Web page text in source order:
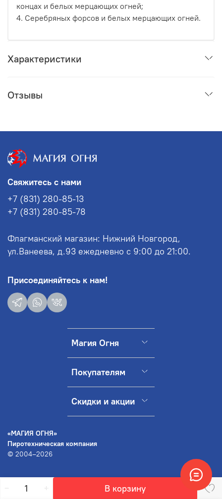
В корзину
концах и белых мерцающих огней;
4. Серебряных форсов и белых мерцающих огней.
Характеристики
Отзывы
Магия Огня
Покупателям
Скидки и акции
Свяжитесь с нами
+7 (831) 280-85-13
+7 (831) 280-85-78
Флагманский магазин: Нижний Новгород,
ул.Ванеева, д.93 ежедневно с 9:00 до 21:00.
Присоединяйтесь к нам!
«МАГИЯ ОГНЯ»
Пиротехническая компания
© 2004–2026